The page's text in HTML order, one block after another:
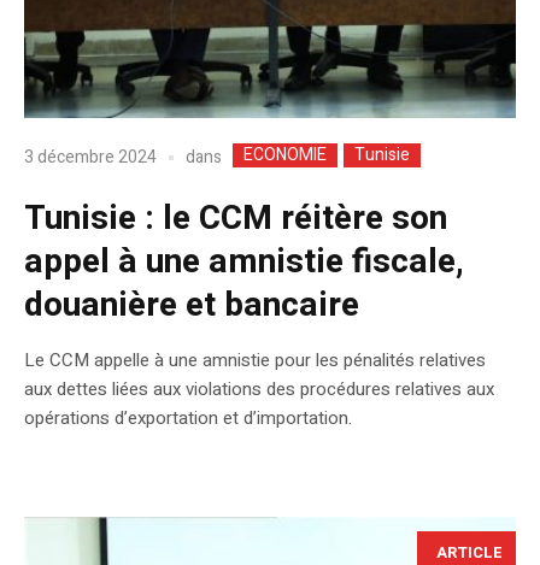
3 décembre 2024 dans ECONOMIE Tunisie
Tunisie : le CCM réitère son
appel à une amnistie fiscale,
douanière et bancaire
Le CCM appelle à une amnistie pour les pénalités relatives
aux dettes liées aux violations des procédures relatives aux
opérations d’exportation et d’importation.
ARTICLE